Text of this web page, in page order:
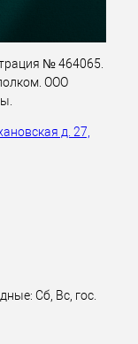
№ 464065.
ООО
д. 27,
Сб, Вс, гос.